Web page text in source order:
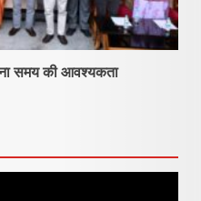
समय की आवश्यकता